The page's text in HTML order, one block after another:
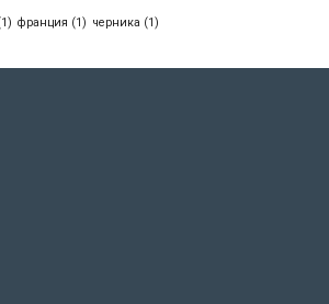
франция (1) черника (1)